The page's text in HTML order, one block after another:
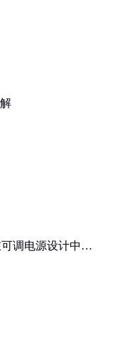
调电源设计中的